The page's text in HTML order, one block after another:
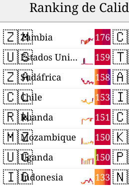
Ranking de
🇿🇲 176
Zambia
🇺🇸 159
Estados Unidos
🇿🇦 158
Sudáfrica
🇨🇱 153
Chile
🇷🇼 151
Ruanda
🇲🇿 150
Mozambique
🇺🇬 150
Uganda
🇮🇩 133
Indonesia